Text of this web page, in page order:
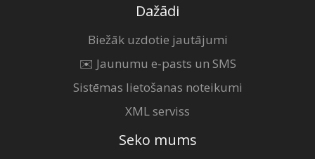
Dažādi
Biežāk uzdotie jautājumi
✉️ Jaunumu e-pasts un SMS
Sistēmas lietošanas noteikumi
XML serviss
Seko mums